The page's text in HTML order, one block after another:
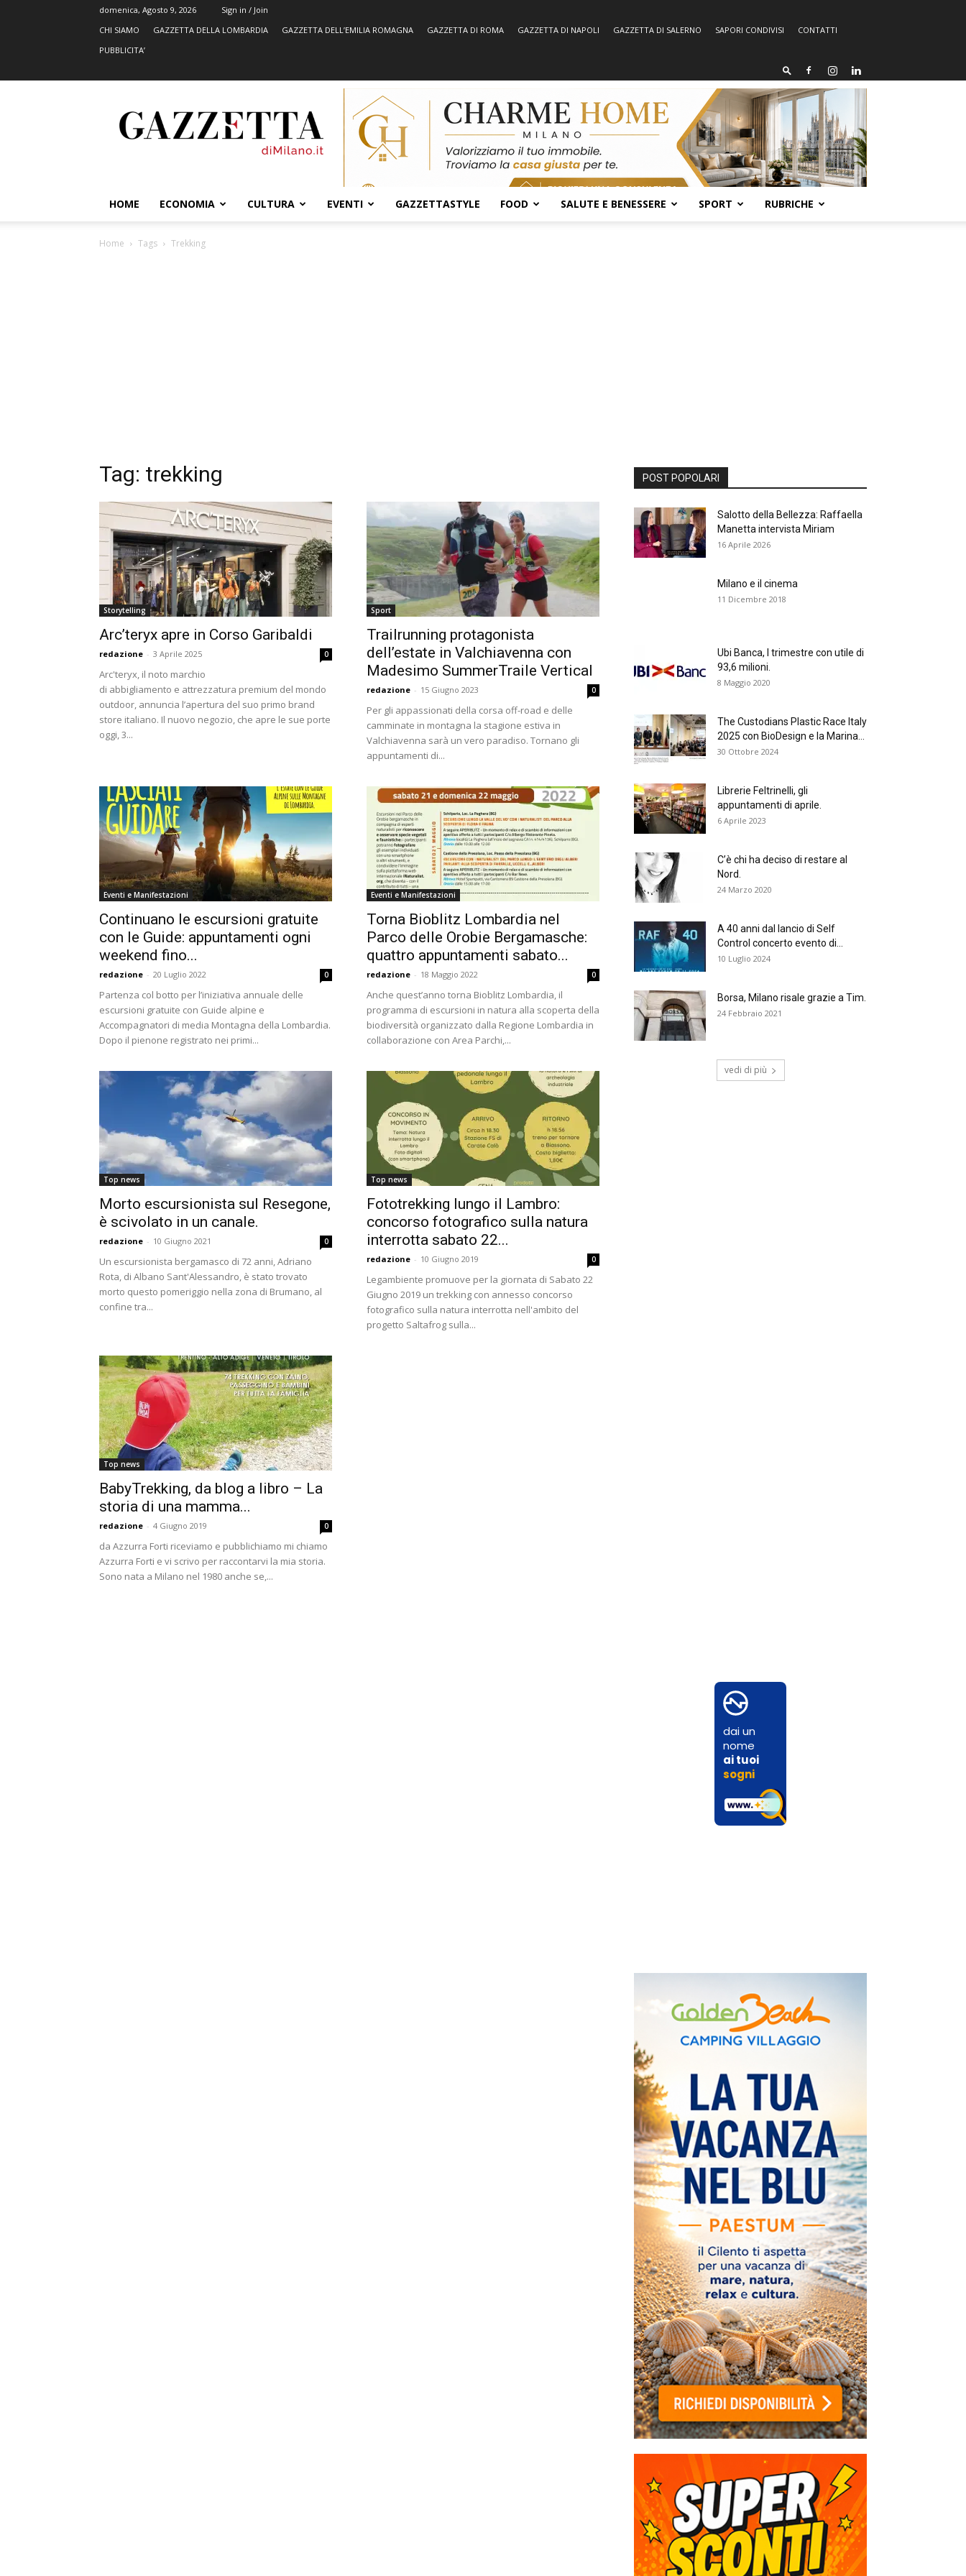
domenica, Agosto 9, 2026
Sign in / Join
CHI SIAMO
GAZZETTA DELLA LOMBARDIA GAZZETTA DELL’EMILIA ROMAGNA GAZZETTA DI ROMA GAZZETTA DI NAPOLI GAZZETTA DI SALERNO SAPORI CONDIVISI
CONTATTI
PUBBLICITA’
HOME ECONOMIA CULTURA EVENTI GAZZETTASTYLE FOOD SALUTE E BENESSERE SPORT RUBRICHE
Home Tags Trekking
Tag: trekking
Storytelling
Arc’teryx apre in Corso Garibaldi
redazione - 3 Aprile 2025 0
Arc'teryx, il noto marchio
di abbigliamento e attrezzatura premium del mondo
outdoor, annuncia l’apertura del suo primo brand
store italiano. Il nuovo negozio, che apre le sue porte
oggi, 3...
Sport
Trailrunning protagonista
dell’estate in Valchiavenna con
Madesimo SummerTraile Vertical
redazione - 15 Giugno 2023 0
Per gli appassionati della corsa off-road e delle
camminate in montagna la stagione estiva in
Valchiavenna sarà un vero paradiso. Tornano gli
appuntamenti di...
Eventi e Manifestazioni
Continuano le escursioni gratuite
con le Guide: appuntamenti ogni
weekend fino...
redazione - 20 Luglio 2022 0
Partenza col botto per l’iniziativa annuale delle
escursioni gratuite con Guide alpine e
Accompagnatori di media Montagna della Lombardia.
Dopo il pienone registrato nei primi...
Eventi e Manifestazioni
Torna Bioblitz Lombardia nel
Parco delle Orobie Bergamasche:
quattro appuntamenti sabato...
redazione - 18 Maggio 2022 0
Anche quest’anno torna Bioblitz Lombardia, il
programma di escursioni in natura alla scoperta della
biodiversità organizzato dalla Regione Lombardia in
collaborazione con Area Parchi,...
Top news
Morto escursionista sul Resegone,
è scivolato in un canale.
redazione - 10 Giugno 2021 0
Un escursionista bergamasco di 72 anni, Adriano
Rota, di Albano Sant'Alessandro, è stato trovato
morto questo pomeriggio nella zona di Brumano, al
confine tra...
Top news
Fototrekking lungo il Lambro:
concorso fotografico sulla natura
interrotta sabato 22...
redazione - 10 Giugno 2019 0
Legambiente promuove per la giornata di Sabato 22
Giugno 2019 un trekking con annesso concorso
fotografico sulla natura interrotta nell'ambito del
progetto Saltafrog sulla...
Top news
BabyTrekking, da blog a libro – La
storia di una mamma...
redazione - 4 Giugno 2019 0
da Azzurra Forti riceviamo e pubblichiamo mi chiamo
Azzurra Forti e vi scrivo per raccontarvi la mia storia.
Sono nata a Milano nel 1980 anche se,...
POST POPOLARI
Salotto della Bellezza: Raffaella
Manetta intervista Miriam
16 Aprile 2026
Milano e il cinema
11 Dicembre 2018
Ubi Banca, I trimestre con utile di
93,6 milioni.
8 Maggio 2020
The Custodians Plastic Race Italy
2025 con BioDesign e la Marina...
30 Ottobre 2024
Librerie Feltrinelli, gli
appuntamenti di aprile.
6 Aprile 2023
C’è chi ha deciso di restare al
Nord.
24 Marzo 2020
A 40 anni dal lancio di Self
Control concerto evento di...
10 Luglio 2024
Borsa, Milano risale grazie a Tim.
24 Febbraio 2021
vedi di più